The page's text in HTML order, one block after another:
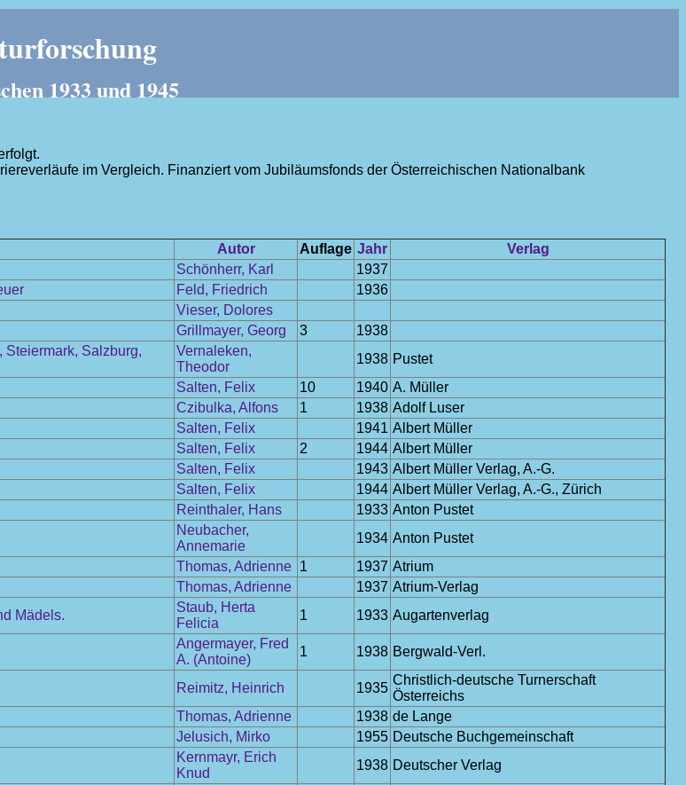
1933 und 1945
im Vergleich. Finanziert vom Jubiläumsfonds der Österreichischen Nationalbank
Autor Auflage Jahr
Verlag
Schönherr, Karl
1937
Feld, Friedrich
1936
Vieser, Dolores
Grillmayer, Georg 3
1938
Salzburg,
Vernaleken,
Theodor
1938 Pustet
Salten, Felix 10 1940 A. Müller
Czibulka, Alfons 1 1938 Adolf Luser
Salten, Felix 1941 Albert Müller
Salten, Felix 2 1944 Albert Müller
Salten, Felix 1943 Albert Müller Verlag, A.-G.
Salten, Felix 1944 Albert Müller Verlag, A.-G., Zürich
Reinthaler, Hans 1933 Anton Pustet
Neubacher,
Annemarie
1934 Anton Pustet
Thomas, Adrienne 1 1937 Atrium
Thomas, Adrienne 1937 Atrium-Verlag
Mädels.
Staub, Herta
Felicia
1 1933 Augartenverlag
Angermayer, Fred
A. (Antoine)
1 1938 Bergwald-Verl.
Reimitz, Heinrich 1935
Christlich-deutsche Turnerschaft
Österreichs
Thomas, Adrienne 1938 de Lange
Jelusich, Mirko 1955 Deutsche Buchgemeinschaft
Kernmayr, Erich
Knud
1938 Deutscher Verlag